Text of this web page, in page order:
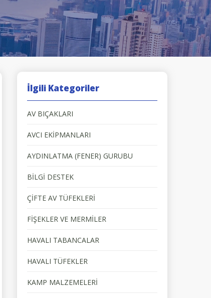
İlgili Kategoriler
AV BIÇAKLARI
AVCI EKİPMANLARI
AYDINLATMA (FENER) GURUBU
BİLGİ DESTEK
ÇİFTE AV TÜFEKLERİ
FİŞEKLER VE MERMİLER
HAVALI TABANCALAR
HAVALI TÜFEKLER
KAMP MALZEMELERİ